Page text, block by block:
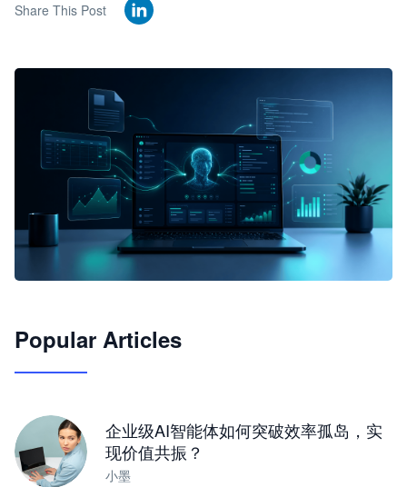
Share This Post
JimoClaw 桌面 AI Agent 工作台
Popular Articles
企业级AI智能体如何突破效率孤岛，实
现价值共振？
小墨